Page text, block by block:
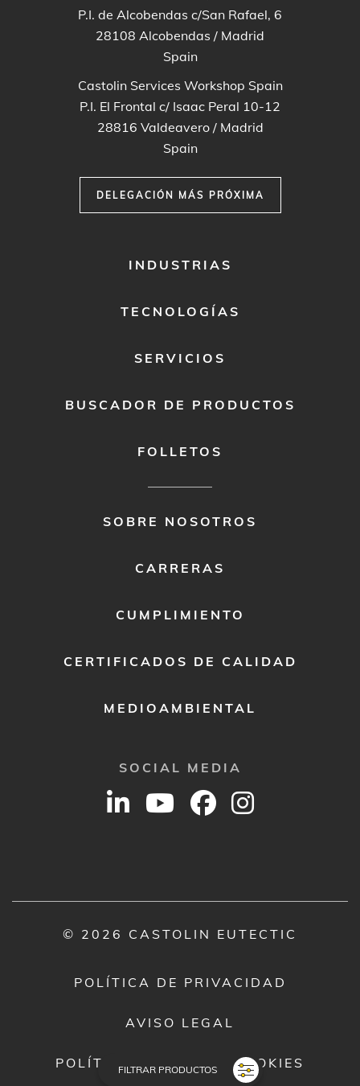
FILTRAR PRODUCTOS
P.I. de Alcobendas c/San Rafael, 6
28108 Alcobendas / Madrid
Spain
Castolin Services Workshop Spain
P.I. El Frontal c/ Isaac Peral 10-12
28816 Valdeavero / Madrid
Spain
DELEGACIÓN MÁS PRÓXIMA
INDUSTRIAS
TECNOLOGÍAS
SERVICIOS
BUSCADOR DE PRODUCTOS
FOLLETOS
SOBRE NOSOTROS
CARRERAS
CUMPLIMIENTO
CERTIFICADOS DE CALIDAD
MEDIOAMBIENTAL
SOCIAL MEDIA
© 2026 CASTOLIN EUTECTIC
POLÍTICA DE PRIVACIDAD
AVISO LEGAL
POLÍTICA DE USO DE COOKIES